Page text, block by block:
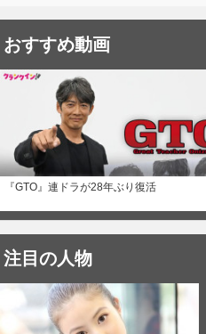
おすすめ動画
『GTO』連ドラが28年ぶり復活
注目の人物